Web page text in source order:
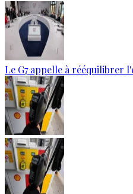
Le G7 appelle à rééquilibrer